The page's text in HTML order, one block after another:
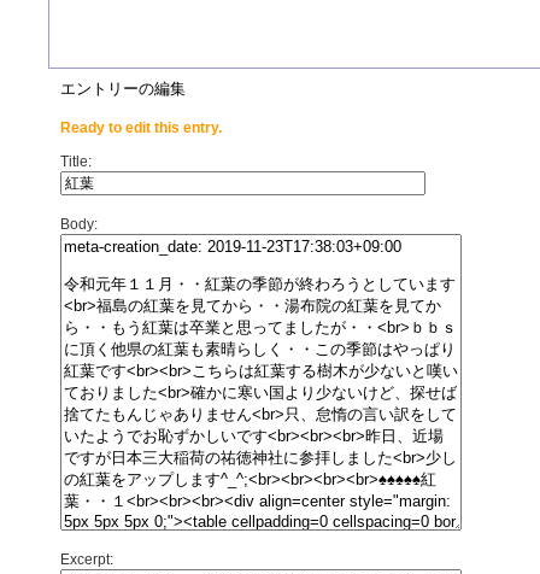
エントリーの編集
Ready to edit this entry.
Title:
Body:
Excerpt: